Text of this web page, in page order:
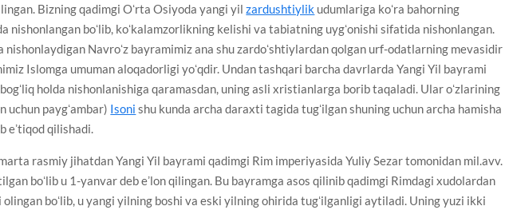
Bizning qadimgi Oʻrta Osiyoda yangi yilzardushtiylik udumlariga koʻra bahorning
nishonlangan boʻlib, koʻkalamzorlikning kelishi va tabiatning uygʻonishi sifatida nishonlangan.
nishonlaydigan Navroʻz bayramimiz ana shu zardoʻshtiylardan qolgan urf-odatlarning mevasidir
Islomga umuman aloqadorligi yoʻqdir. Undan tashqari barcha davrlarda Yangi Yil bayrami
holda nishonlanishiga qaramasdan, uning asli xristianlarga borib taqaladi. Ular oʻzlarining
uchun paygʻambar) Isoni shu kunda archa daraxti tagida tugʻilgan shuning uchun archa hamisha
eʼtiqod qilishadi.
rasmiy jihatdan Yangi Yil bayrami qadimgi Rim imperiyasida Yuliy Sezar tomonidan mil.avv.
boʻlib u 1-yanvar deb eʼlon qilingan. Bu bayramga asos qilinib qadimgi Rimdagi xudolardan
olingan boʻlib, u yangi yilning boshi va eski yilning ohirida tugʻilganligi aytiladi. Uning yuzi ikki